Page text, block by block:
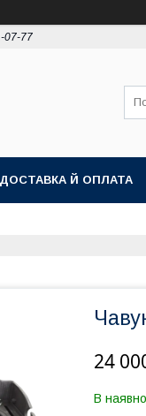
07-77
ДОСТАВКА Й ОПЛАТА
24
В